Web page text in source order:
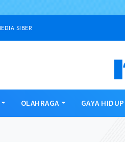
SIBER
OLAHRAGA GAYA HIDUP